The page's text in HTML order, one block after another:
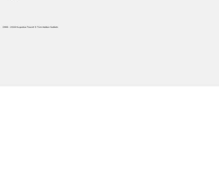
1985 - 2026 Kuşadası Ticaret © Tüm Hakları Saklıdır.